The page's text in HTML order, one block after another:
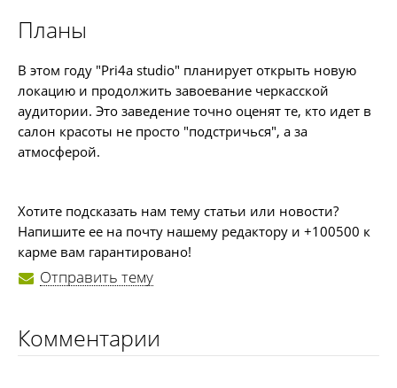
Планы
В этом году "Pri4a studio" планирует открыть новую
локацию и продолжить завоевание черкасской
аудитории. Это заведение точно оценят те, кто идет в
салон красоты не просто "подстричься", а за
атмосферой.
Хотите подсказать нам тему статьи или новости?
Напишите ее на почту нашему редактору и +100500 к
карме вам гарантировано!
Отправить тему
Комментарии